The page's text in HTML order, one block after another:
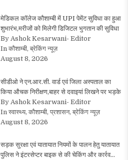
मेडिकल कॉलेज कौशाम्बी में UPI पेमेंट सुविधा का हुआ
शुभारंभ,मरीजों को मिलेगी डिजिटल भुगतान की सुविधा
By Ashok Kesarwani- Editor
In कौशाम्बी, ब्रेकिंग न्यूज़
August 8, 2026
सीडीओ ने एन.आर.सी. वार्ड एवं जिला अस्पताल का
किया औचक निरीक्षण,बाहर से दवाइयां लिखने पर भड़के
By Ashok Kesarwani- Editor
In स्वास्थ्य, कौशाम्बी, प्रशासन, ब्रेकिंग न्यूज़
August 8, 2026
सड़क सुरक्षा एवं यातायात नियमों के पालन हेतु यातायात
पुलिस ने इंटरसेप्टर बाइक से की चेकिंग और कार्रव…